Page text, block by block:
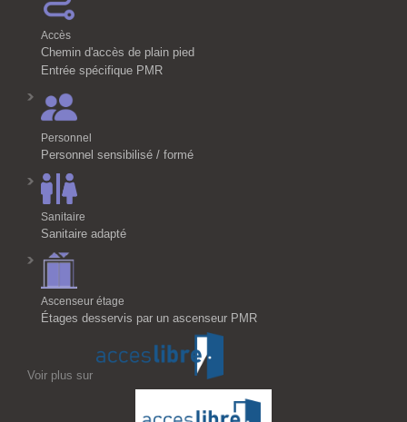
Accès
Chemin d'accès de plain pied
Entrée spécifique PMR
Personnel
Personnel sensibilisé / formé
Sanitaire
Sanitaire adapté
Ascenseur étage
Étages desservis par un ascenseur PMR
Voir plus sur